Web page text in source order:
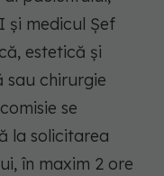
și medicul Șef
estetică și
sau chirurgie
se
la solicitarea
în maxim 2 ore